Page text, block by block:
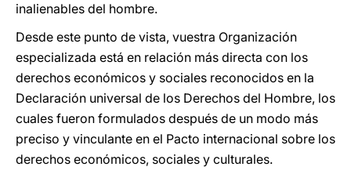
inalienables del hombre.
Desde este punto de vista, vuestra Organización
especializada está en relación más directa con los
derechos económicos y sociales reconocidos en la
Declaración universal de los Derechos del Hombre, los
cuales fueron formulados después de un modo más
preciso y vinculante en el Pacto internacional sobre los
derechos económicos, sociales y culturales.